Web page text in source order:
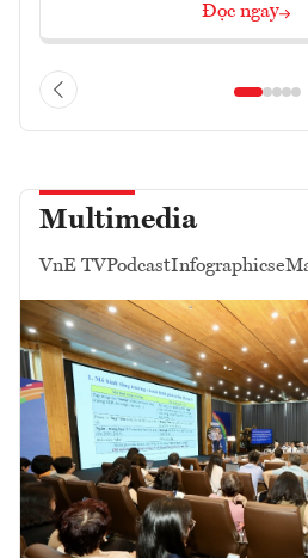
Đọc ngay
Multimedia
VnE TVPodcastInfographics